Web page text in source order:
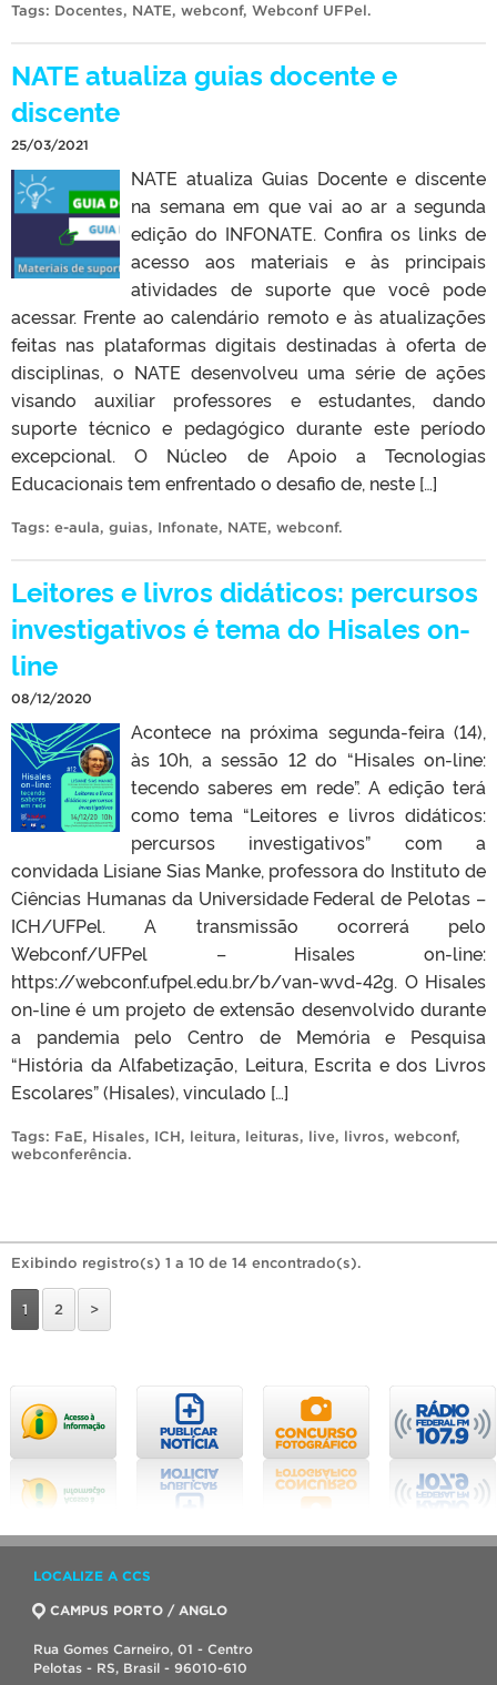
Tags: Docentes, NATE, webconf, Webconf UFPel.
NATE atualiza guias docente e
discente
25/03/2021
NATE atualiza Guias Docente e discente
na semana em que vai ao ar a segunda
edição do INFONATE. Confira os links de
acesso aos materiais e às principais
atividades de suporte que você pode
acessar. Frente ao calendário remoto e às atualizações
feitas nas plataformas digitais destinadas à oferta de
disciplinas, o NATE desenvolveu uma série de ações
visando auxiliar professores e estudantes, dando
suporte técnico e pedagógico durante este período
excepcional. O Núcleo de Apoio a Tecnologias
Educacionais tem enfrentado o desafio de, neste […]
Tags: e-aula, guias, Infonate, NATE, webconf.
Leitores e livros didáticos: percursos
investigativos é tema do Hisales on-
line
08/12/2020
Acontece na próxima segunda-feira (14),
às 10h, a sessão 12 do “Hisales on-line:
tecendo saberes em rede”. A edição terá
como tema “Leitores e livros didáticos:
percursos investigativos” com a
convidada Lisiane Sias Manke, professora do Instituto de
Ciências Humanas da Universidade Federal de Pelotas –
ICH/UFPel. A transmissão ocorrerá pelo
Webconf/UFPel – Hisales on-line:
https://webconf.ufpel.edu.br/b/van-wvd-42g. O Hisales
on-line é um projeto de extensão desenvolvido durante
a pandemia pelo Centro de Memória e Pesquisa
“História da Alfabetização, Leitura, Escrita e dos Livros
Escolares” (Hisales), vinculado […]
Tags: FaE, Hisales, ICH, leitura, leituras, live, livros, webconf,
webconferência.
Exibindo registro(s) 1 a 10 de 14 encontrado(s).
1 2 >
LOCALIZE A CCS
CAMPUS PORTO / ANGLO
Rua Gomes Carneiro, 01 - Centro
Pelotas - RS, Brasil - 96010-610